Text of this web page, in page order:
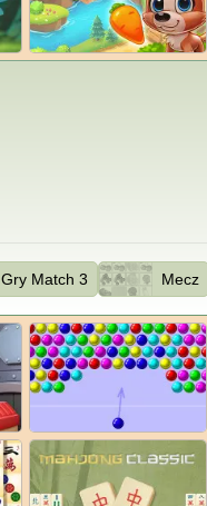
Gry Match 3 Mecz